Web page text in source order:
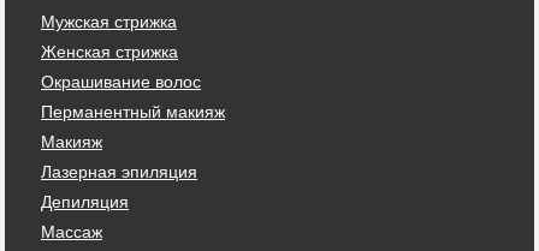
Мужская стрижка
Женская стрижка
Окрашивание волос
Перманентный макияж
Макияж
Лазерная эпиляция
Депиляция
Массаж